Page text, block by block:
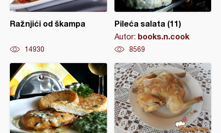
Ražnjići od škampa
14930
Pileća salata (11)
Autor: books.n.cook
8569